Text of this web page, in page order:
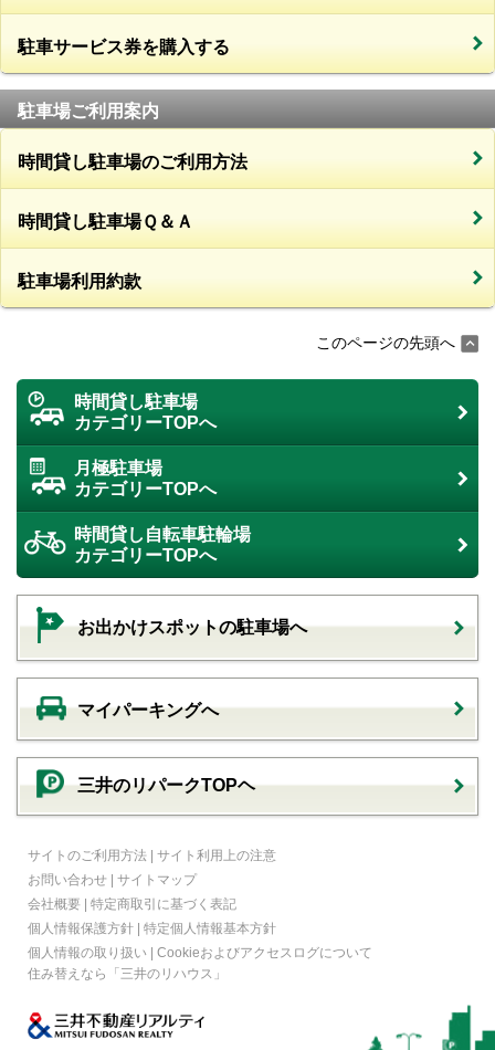
駐車サービス券を購入する
駐車場ご利用案内
時間貸し駐車場のご利用方法
時間貸し駐車場Ｑ＆Ａ
駐車場利用約款
このページの先頭へ
時間貸し駐車場
カテゴリーTOPへ
月極駐車場
カテゴリーTOPへ
時間貸し自転車駐輪場
カテゴリーTOPへ
お出かけスポットの駐車場へ
マイパーキングへ
三井のリパークTOPヘ
サイトのご利用方法 | サイト利用上の注意
お問い合わせ | サイトマップ
会社概要 | 特定商取引に基づく表記
個人情報保護方針 | 特定個人情報基本方針
個人情報の取り扱い | Cookieおよびアクセスログについて
住み替えなら
「三井のリハウス」